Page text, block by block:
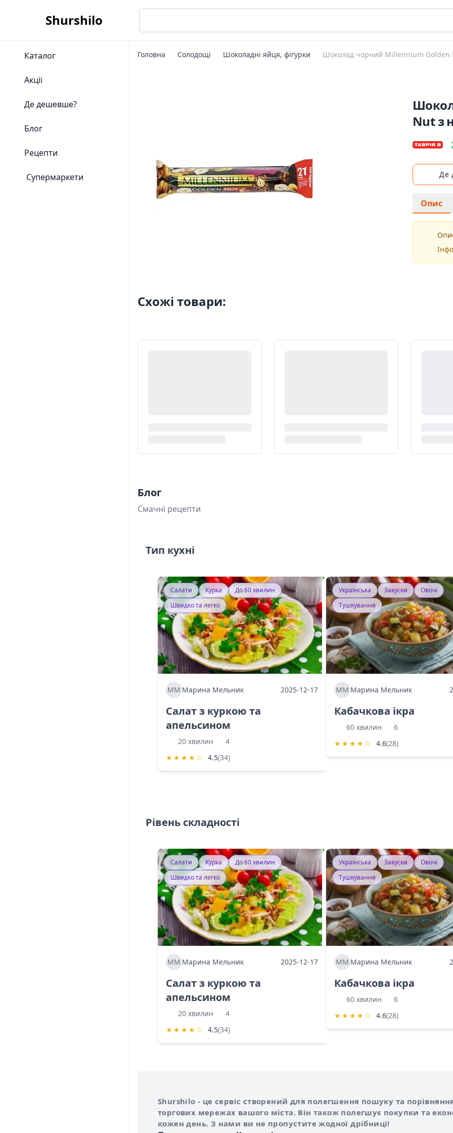
Shurshilo
Каталог
Акції
Де дешевше?
Блог
Рецепти
Супермаркети
Головна Солодощі Шоколадні яйця, фігурки Шоколад чорний Millennium Golden
Nut з
Де
Опис
Схожі товари:
Блог
Смачні рецепти
Тип кухні
Салати Курка
До 60 хвилин
Швидко та легко
ММ Марина Мельник 2025-12-17
Салат з куркою та
апельсином
20 хвилин
4
★ ★ ★ ★ ☆ 4.5(34)
Українська Закуски
Овочі
Тушкування
ММ Марина Мельник
Кабачкова ікра
60 хвилин
6
★ ★ ★ ★ ☆ 4.6(28)
Рівень складності
Салати Курка
До 60 хвилин
Швидко та легко
ММ Марина Мельник 2025-12-17
Салат з куркою та
апельсином
20 хвилин
4
★ ★ ★ ★ ☆ 4.5(34)
Українська Закуски
Овочі
Тушкування
ММ Марина Мельник
Кабачкова ікра
60 хвилин
6
★ ★ ★ ★ ☆ 4.6(28)
Про сервіс Shurshilo
Shurshilo - це сервіс створений для полегшення пошуку та
торгових мережах вашого міста. Він також полегшує покупки та
кожен день. З нами ви не пропустите жодної дрібниці!